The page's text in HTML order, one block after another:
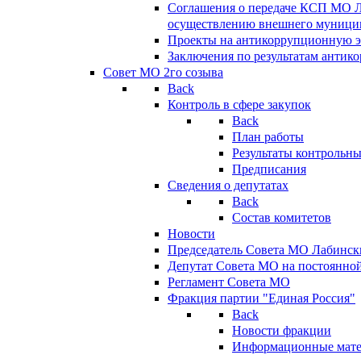
Соглашения о передаче КСП МО
осуществлению внешнего
Проекты на антикоррупционную
Заключения по результатам
Совет МО 2го созыва
Back
Контроль в сфере закупок
Back
План работы
Результаты
Предписания
Сведения о депутатах
Back
Состав комитетов
Новости
Председатель Совета МО
Депутат Совета МО на
Регламент Совета МО
Фракция партии "Единая Россия"
Back
Новости фракции
Информационные